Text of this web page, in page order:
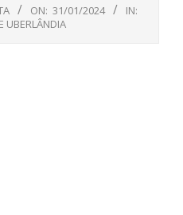
ON: 31/01/2024
IN:
UBERLÂNDIA